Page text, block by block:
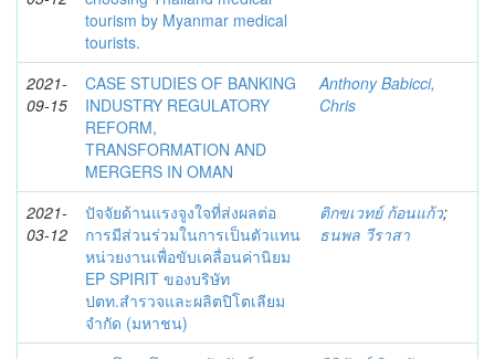
tourism by Myanmar medical
tourists.
2021-
09-15
CASE STUDIES OF BANKING
INDUSTRY REGULATORY
REFORM,
TRANSFORMATION AND
MERGERS IN OMAN
Anthony Babicci,
Chris
2021-
03-12
ปัจจัยด้านแรงจูงใจที่ส่งผลต่อ
การมีส่วนร่วมในการเป็นตัวแทน
หน่วยงานเพื่อขับเคลื่อนค่านิยม
EP SPIRIT ของบริษัท
ปตท.สำรวจและผลิตปิโตเลียม
จำกัด (มหาชน)
ติกขเวทย์ ก้อนแก้ว;
ธนพล วีราสา